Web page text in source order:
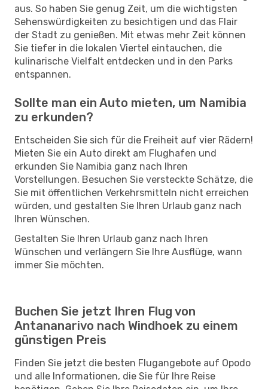
aus. So haben Sie genug Zeit, um die wichtigsten
Sehenswürdigkeiten zu besichtigen und das Flair
der Stadt zu genießen. Mit etwas mehr Zeit können
Sie tiefer in die lokalen Viertel eintauchen, die
kulinarische Vielfalt entdecken und in den Parks
entspannen.
Sollte man ein Auto mieten, um Namibia
zu erkunden?
Entscheiden Sie sich für die Freiheit auf vier Rädern!
Mieten Sie ein Auto direkt am Flughafen und
erkunden Sie Namibia ganz nach Ihren
Vorstellungen. Besuchen Sie versteckte Schätze, die
Sie mit öffentlichen Verkehrsmitteln nicht erreichen
würden, und gestalten Sie Ihren Urlaub ganz nach
Ihren Wünschen.
Gestalten Sie Ihren Urlaub ganz nach Ihren
Wünschen und verlängern Sie Ihre Ausflüge, wann
immer Sie möchten.
Buchen Sie jetzt Ihren Flug von
Antananarivo nach Windhoek zu einem
günstigen Preis
Finden Sie jetzt die besten Flugangebote auf Opodo
und alle Informationen, die Sie für Ihre Reise